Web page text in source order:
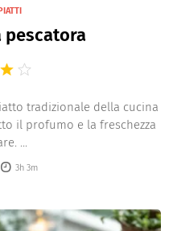
tradizionale della cucina
il profumo e la freschezza
...
3h 3m